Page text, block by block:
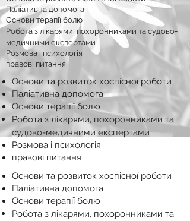
Паліативна допомога
Основи терапії болю
Робота з лікарями, похоронниками та судово-
медичними експертами
Розмова і психологія
правові питання
Основи та розвиток хоспісної роботи
Паліативна допомога
Основи терапії болю
Робота з лікарями, похоронниками та
судово-медичними експертами
Розмова і психологія
правові питання
Основи та розвиток хоспісної роботи
Паліативна допомога
Основи терапії болю
Робота з лікарями, похоронниками та